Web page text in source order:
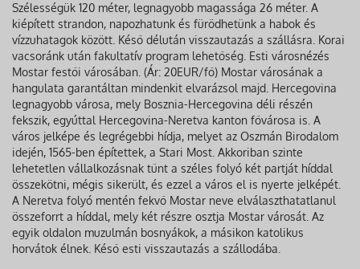
Szélességük 120 méter, legnagyobb magassága 26 méter. A
kiépített strandon, napozhatunk és fürödhetünk a habok és
vízzuhatagok között. Késő délután visszautazás a szállásra. Korai
vacsoránk után fakultatív program lehetőség. Esti városnézés
Mostar festői városában. (Ár: 20EUR/fő) Mostar városának a
hangulata garantáltan mindenkit elvarázsol majd. Hercegovina
legnagyobb városa, mely Bosznia-Hercegovina déli részén
fekszik, egyúttal Hercegovina-Neretva kanton fővárosa is. A
város jelképe és legrégebbi hídja, melyet az Oszmán Birodalom
idején, 1565-ben építettek, a Stari Most. Akkoriban szinte
lehetetlen vállalkozásnak tűnt a széles folyó két partját híddal
összekötni, mégis sikerült, és ezzel a város el is nyerte jelképét.
A Neretva folyó mentén fekvő Mostar neve elválaszthatatlanul
összeforrt a híddal, mely két részre osztja Mostar városát. Az
egyik oldalon muzulmán bosnyákok, a másikon katolikus
horvátok élnek. Késő esti visszautazás a szállodába.